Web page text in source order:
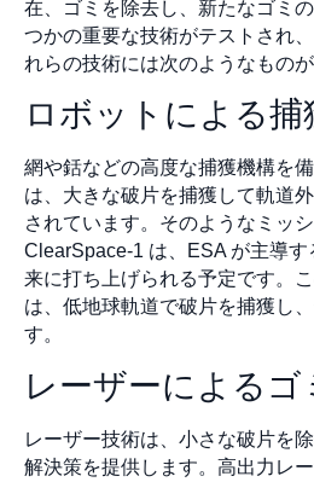
在、ゴミを除去し、新たなゴミ
つかの重要な技術がテストされ
れらの技術には次のようなものが
ロボットによる捕
網や銛などの高度な捕獲機構を
は、大きな破片を捕獲して軌道
されています。そのようなミッ
ClearSpace-1 は、ESA が主導
来に打ち上げられる予定です。
は、低地球軌道で破片を捕獲し
す。
レーザーによるゴ
レーザー技術は、小さな破片を
解決策を提供します。高出力レ